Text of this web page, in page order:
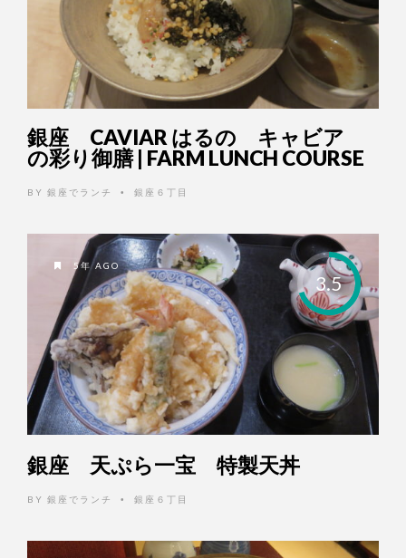
銀座 CAVIAR はるの キャビア
の彩り御膳 | FARM LUNCH COURSE
BY 銀座でランチ • 銀座６丁目
3.5
5年 AGO
銀座 天ぷら一宝 特製天丼
BY 銀座でランチ • 銀座６丁目